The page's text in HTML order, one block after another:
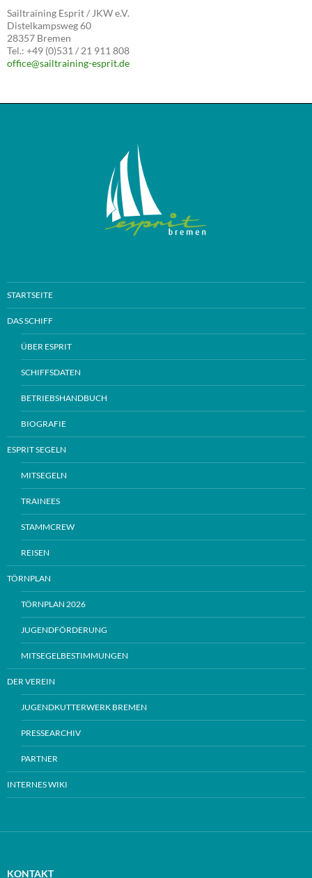
Sailtraining Esprit / JKW e.V.
Distelkampsweg 60
28357 Bremen
Tel.: +49 (0)531 / 21 911 808
office@sailtraining-esprit.de
STARTSEITE
DAS SCHIFF
ÜBER ESPRIT
SCHIFFSDATEN
BETRIEBSHANDBUCH
BIOGRAFIE
ESPRIT SEGELN
MITSEGELN
TRAINEES
STAMMCREW
REISEN
TÖRNPLAN
TÖRNPLAN 2026
JUGENDFÖRDERUNG
MITSEGELBESTIMMUNGEN
DER VEREIN
JUGENDKUTTERWERK BREMEN
PRESSEARCHIV
PARTNER
INTERNES WIKI
KONTAKT